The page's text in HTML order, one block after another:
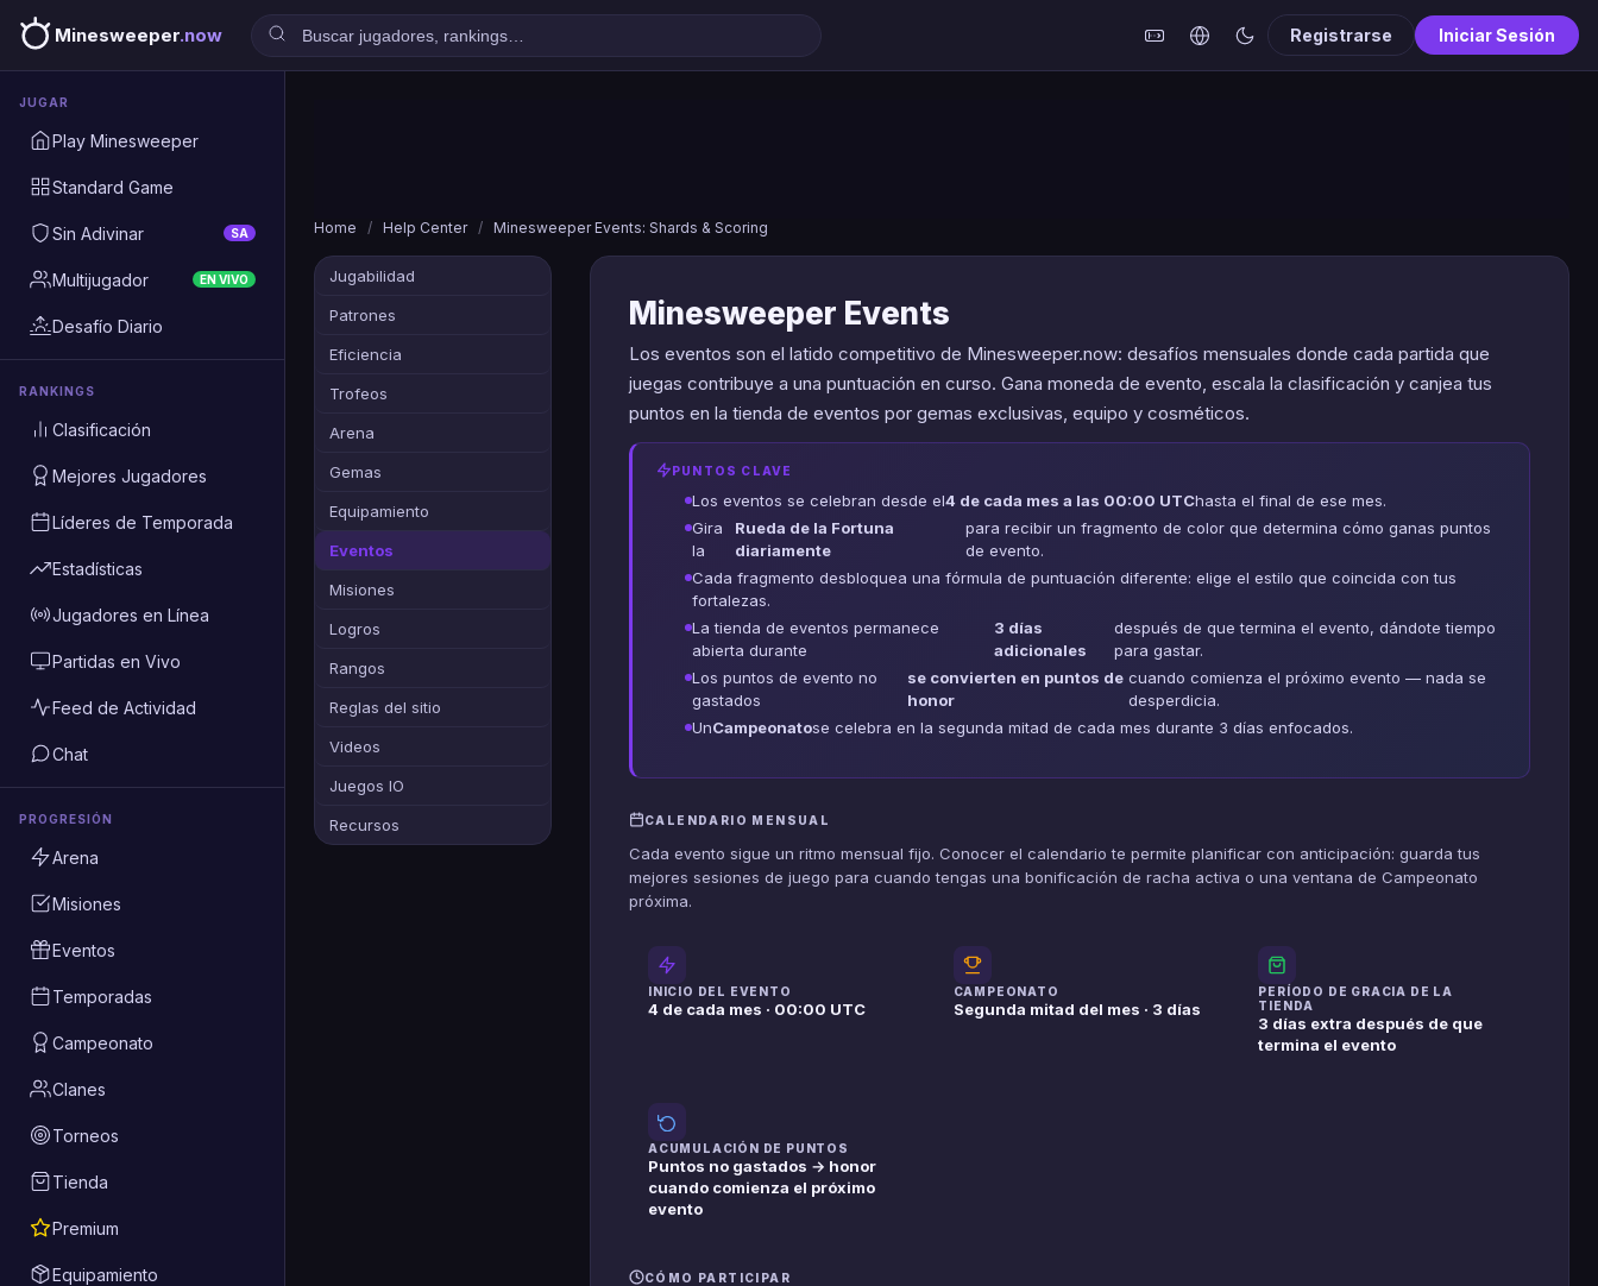
Minesweeper.now Registrarse Iniciar Sesión
JUGAR
Play Minesweeper
Standard Game
Sin Adivinar SA
Multijugador EN VIVO
Desafío Diario
RANKINGS
Clasificación
Mejores Jugadores
Líderes de Temporada
Estadísticas
Jugadores en Línea
Partidas en Vivo
Feed de Actividad
Chat
PROGRESIÓN
Arena
Misiones
Eventos
Temporadas
Campeonato
Clanes
Torneos
Tienda
Premium
Equipamiento
Home / Help Center / Minesweeper Events: Shards & Scoring
Jugabilidad
Patrones
Eficiencia
Trofeos
Arena
Gemas
Equipamiento
Eventos
Misiones
Logros
Rangos
Reglas del sitio
Videos
Juegos IO
Recursos
Minesweeper Events
Los eventos son el latido competitivo de Minesweeper.now: desafíos mensuales donde cada partida que
juegas contribuye a una puntuación en curso. Gana moneda de evento, escala la clasificación y canjea tus
puntos en la tienda de eventos por gemas exclusivas, equipo y cosméticos.
PUNTOS CLAVE
Los eventos se celebran desde el4 de cada mes a las 00:00 UTChasta el final de ese mes.
Gira
la
Rueda de la Fortuna
diariamente
para recibir un fragmento de color que determina cómo ganas puntos
de evento.
Cada fragmento desbloquea una fórmula de puntuación diferente: elige el estilo que coincida con tus
fortalezas.
La tienda de eventos permanece
abierta durante
3 días
adicionales
después de que termina el evento, dándote tiempo
para gastar.
Los puntos de evento no
gastados
se convierten en puntos de
honor
cuando comienza el próximo evento — nada se
desperdicia.
UnCampeonatose celebra en la segunda mitad de cada mes durante 3 días enfocados.
CALENDARIO MENSUAL
Cada evento sigue un ritmo mensual fijo. Conocer el calendario te permite planificar con anticipación: guarda tus
mejores sesiones de juego para cuando tengas una bonificación de racha activa o una ventana de Campeonato
próxima.
INICIO DEL EVENTO
4 de cada mes · 00:00 UTC
CAMPEONATO
Segunda mitad del mes · 3 días
PERÍODO DE GRACIA DE LA
TIENDA
3 días extra después de que
termina el evento
ACUMULACIÓN DE PUNTOS
Puntos no gastados → honor
cuando comienza el próximo
evento
CÓMO PARTICIPAR